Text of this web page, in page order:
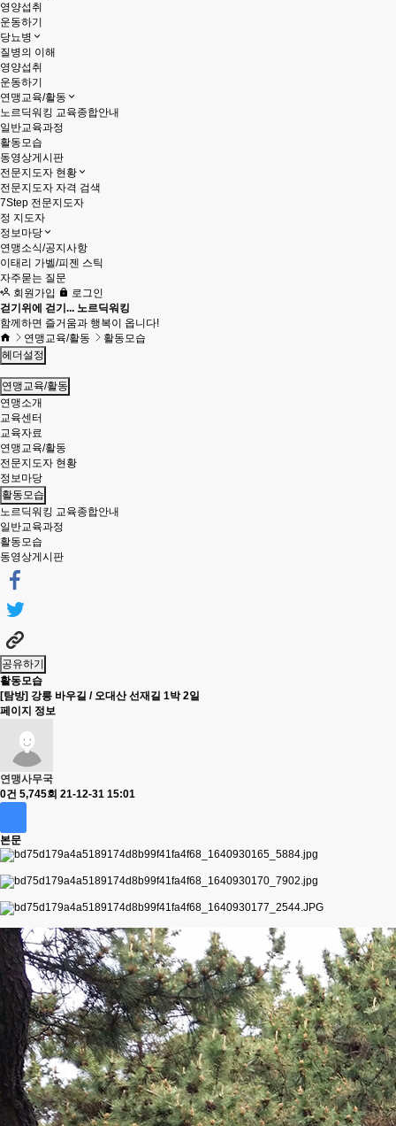
영양섭취
운동하기
당뇨병
질병의 이해
영양섭취
운동하기
연맹교육/활동
노르딕워킹 교육종합안내
일반교육과정
활동모습
동영상게시판
전문지도자 현황
전문지도자 자격 검색
7Step 전문지도자
정 지도자
정보마당
연맹소식/공지사항
이태리 가벨/피젠 스틱
자주묻는 질문
회원가입
로그인
걷기위에 걷기... 노르딕워킹
함께하면 즐거움과 행복이 옵니다!
연맹교육/활동
활동모습
헤더설정
연맹교육/활동
연맹소개
교육센터
교육자료
연맹교육/활동
전문지도자 현황
정보마당
활동모습
노르딕워킹 교육종합안내
일반교육과정
활동모습
동영상게시판
공유하기
활동모습
[탐방] 강릉 바우길 / 오대산 선재길 1박 2일
페이지 정보
연맹사무국
0건 5,745회 21-12-31 15:01
본문